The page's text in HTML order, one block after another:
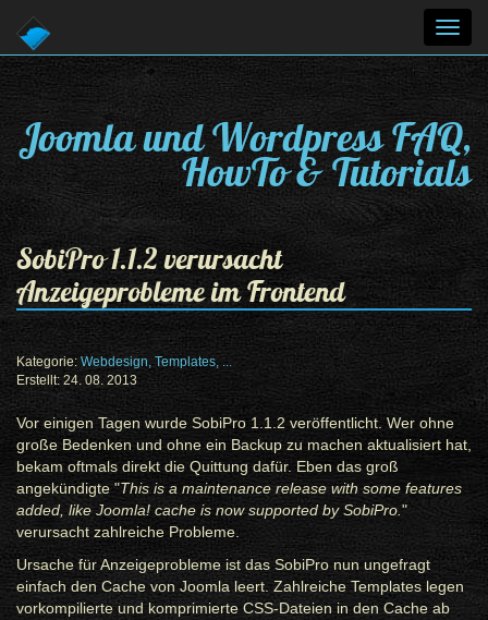
Joomla und Wordpress FAQ,
HowTo & Tutorials
SobiPro 1.1.2 verursacht
Anzeigeprobleme im Frontend
Kategorie: Webdesign, Templates, ...
Erstellt: 24. 08. 2013
Vor einigen Tagen wurde SobiPro 1.1.2 veröffentlicht. Wer ohne
große Bedenken und ohne ein Backup zu machen aktualisiert hat,
bekam oftmals direkt die Quittung dafür. Eben das groß
angekündigte "This is a maintenance release with some features
added, like Joomla! cache is now supported by SobiPro. "
verursacht zahlreiche Probleme.
Ursache für Anzeigeprobleme ist das SobiPro nun ungefragt
einfach den Cache von Joomla leert. Zahlreiche Templates legen
vorkompilierte und komprimierte CSS-Dateien in den Cache ab